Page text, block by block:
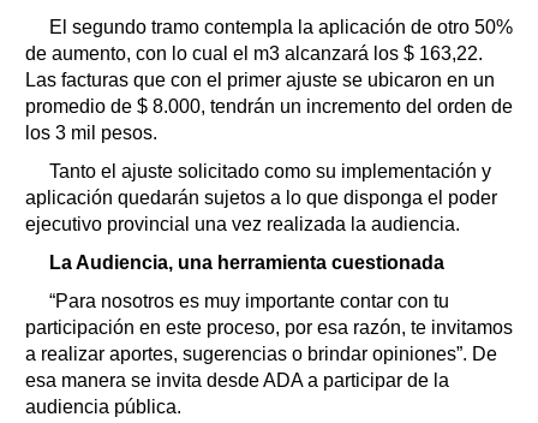
El segundo tramo contempla la aplicación de otro 50%
de aumento, con lo cual el m3 alcanzará los $ 163,22.
Las facturas que con el primer ajuste se ubicaron en un
promedio de $ 8.000, tendrán un incremento del orden de
los 3 mil pesos.
Tanto el ajuste solicitado como su implementación y
aplicación quedarán sujetos a lo que disponga el poder
ejecutivo provincial una vez realizada la audiencia.
La Audiencia, una herramienta cuestionada
“Para nosotros es muy importante contar con tu
participación en este proceso, por esa razón, te invitamos
a realizar aportes, sugerencias o brindar opiniones”. De
esa manera se invita desde ADA a participar de la
audiencia pública.